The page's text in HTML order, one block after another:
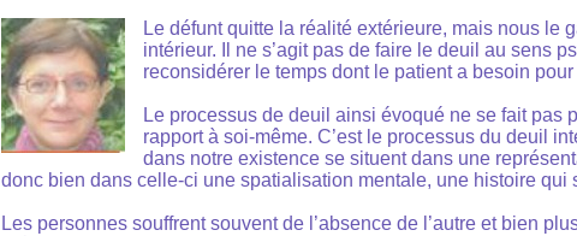
Le défunt quitte la réalité extérieure, mais nous le
intérieur. Il ne s’agit pas de faire le deuil au sens
reconsidérer le temps dont le patient a besoin
Le processus de deuil ainsi évoqué ne se fait pas
rapport à soi-même. C’est le processus du deuil
dans notre existence se situent dans une
donc bien dans celle-ci une spatialisation mentale, une histoire qui
Les personnes souffrent souvent de l’absence de l’autre et bien